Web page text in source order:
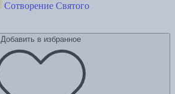
Сотворение Святого
Добавить в избранное